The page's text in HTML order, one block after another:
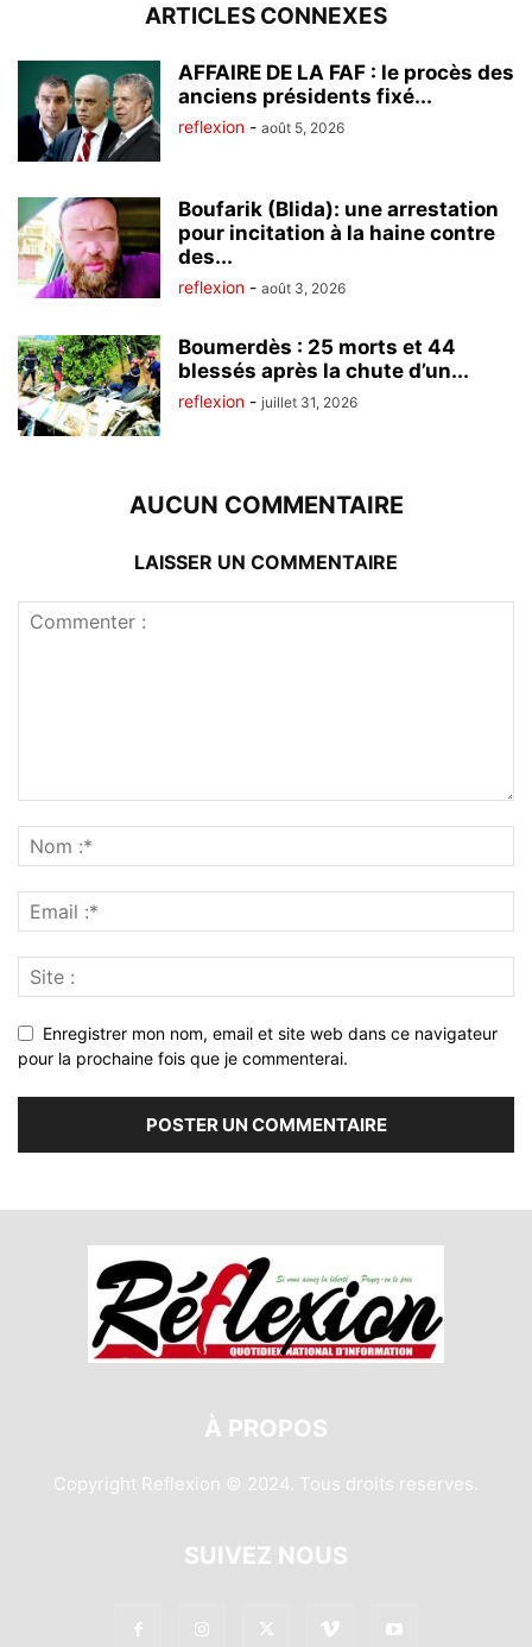
ARTICLES CONNEXES
AFFAIRE DE LA FAF : le procès des
anciens présidents fixé...
reflexion - août 5, 2026
Boufarik (Blida): une arrestation
pour incitation à la haine contre
des...
reflexion - août 3, 2026
Boumerdès : 25 morts et 44
blessés après la chute d’un...
reflexion - juillet 31, 2026
AUCUN COMMENTAIRE
LAISSER UN COMMENTAIRE
Enregistrer mon nom, email et site web dans ce navigateur
pour la prochaine fois que je commenterai.
À PROPOS
Copyright Reflexion © 2024. Tous droits reserves.
SUIVEZ NOUS